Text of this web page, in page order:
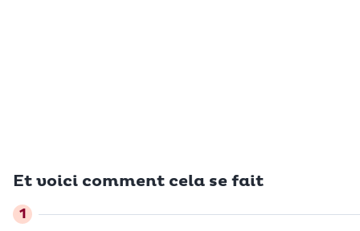
Et voici comment cela se fait